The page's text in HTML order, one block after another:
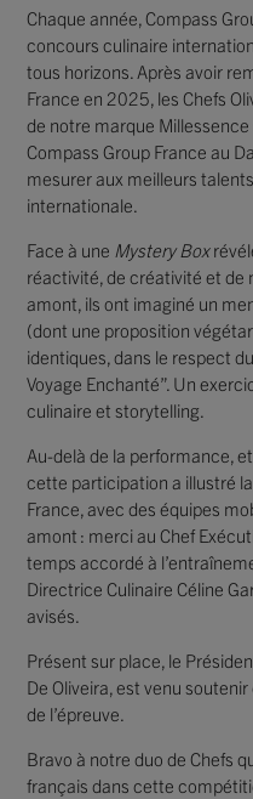
Chaque année, Compass
concours culinaire
tous horizons. Après avoir
France en 2025, les Chefs
de notre marque
Compass Group France au
mesurer aux meilleurs
internationale.
Face à une Mystery Box
réactivité, de créativité et de
amont, ils ont imaginé un
(dont une proposition
identiques, dans le respect
Voyage Enchanté”. Un
culinaire et storytelling.
Au-delà de la performance,
cette participation a illustré
France, avec des équipes
amont : merci au Chef
temps accordé à
Directrice Culinaire Céline
avisés.
Présent sur place, le
De Oliveira, est venu
de l’épreuve.
Bravo à notre duo de Chefs
français dans cette